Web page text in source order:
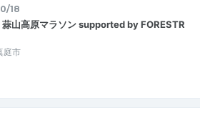
18
山高原マラソン supported by FORESTR
庭市